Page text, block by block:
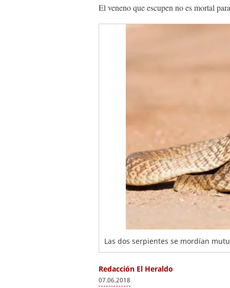
El veneno que escupen no es mortal
Las dos serpientes se mordían
Redacción El Heraldo
07.06.2018